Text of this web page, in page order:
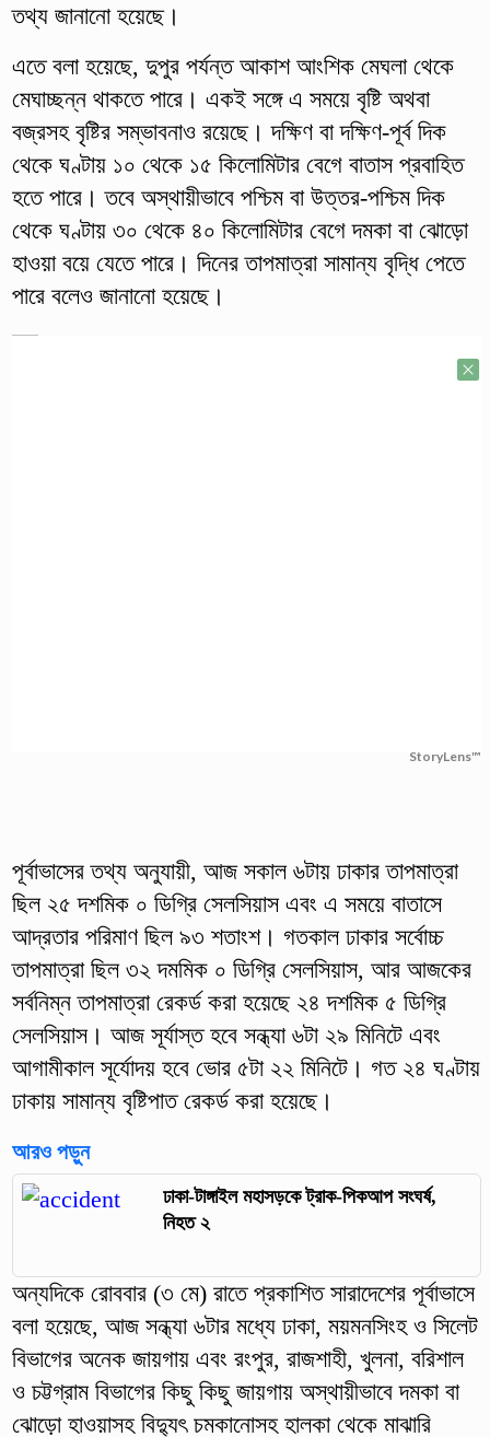
তথ্য জানানো হয়েছে।
এতে বলা হয়েছে, দুপুর পর্যন্ত আকাশ আংশিক মেঘলা থেকে
মেঘাচ্ছন্ন থাকতে পারে। একই সঙ্গে এ সময়ে বৃষ্টি অথবা
বজ্রসহ বৃষ্টির সম্ভাবনাও রয়েছে। দক্ষিণ বা দক্ষিণ-পূর্ব দিক
থেকে ঘণ্টায় ১০ থেকে ১৫ কিলোমিটার বেগে বাতাস প্রবাহিত
হতে পারে। তবে অস্থায়ীভাবে পশ্চিম বা উত্তর-পশ্চিম দিক
থেকে ঘণ্টায় ৩০ থেকে ৪০ কিলোমিটার বেগে দমকা বা ঝোড়ো
হাওয়া বয়ে যেতে পারে। দিনের তাপমাত্রা সামান্য বৃদ্ধি পেতে
পারে বলেও জানানো হয়েছে।
StoryLens™
পূর্বাভাসের তথ্য অনুযায়ী, আজ সকাল ৬টায় ঢাকার তাপমাত্রা
ছিল ২৫ দশমিক ০ ডিগ্রি সেলসিয়াস এবং এ সময়ে বাতাসে
আদ্রতার পরিমাণ ছিল ৯৩ শতাংশ। গতকাল ঢাকার সর্বোচ্চ
তাপমাত্রা ছিল ৩২ দমমিক ০ ডিগ্রি সেলসিয়াস, আর আজকের
সর্বনিম্ন তাপমাত্রা রেকর্ড করা হয়েছে ২৪ দশমিক ৫ ডিগ্রি
সেলসিয়াস। আজ সূর্যাস্ত হবে সন্ধ্যা ৬টা ২৯ মিনিটে এবং
আগামীকাল সূর্যোদয় হবে ভোর ৫টা ২২ মিনিটে। গত ২৪ ঘণ্টায়
ঢাকায় সামান্য বৃষ্টিপাত রেকর্ড করা হয়েছে।
আরও পড়ুন
ঢাকা-টাঙ্গাইল মহাসড়কে ট্রাক-পিকআপ সংঘর্ষ,
নিহত ২
অন্যদিকে রোববার (৩ মে) রাতে প্রকাশিত সারাদেশের পূর্বাভাসে
বলা হয়েছে, আজ সন্ধ্যা ৬টার মধ্যে ঢাকা, ময়মনসিংহ ও সিলেট
বিভাগের অনেক জায়গায় এবং রংপুর, রাজশাহী, খুলনা, বরিশাল
ও চট্টগ্রাম বিভাগের কিছু কিছু জায়গায় অস্থায়ীভাবে দমকা বা
ঝোড়ো হাওয়াসহ বিদ্যুৎ চমকানোসহ হালকা থেকে মাঝারি